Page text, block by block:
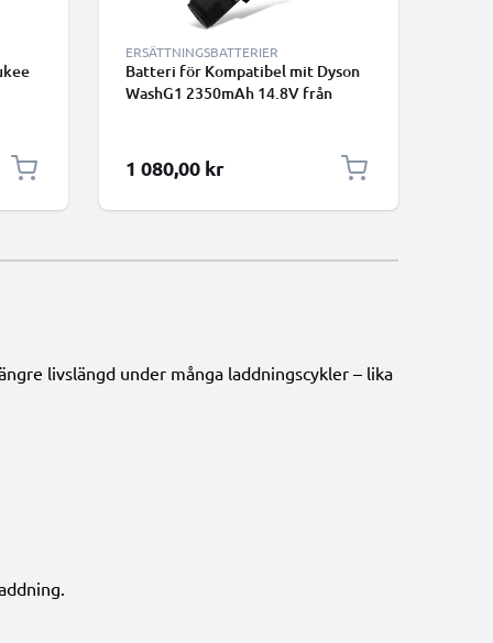
ERSÄTTNINGSBATTERIER
Batteri för Kompatibel mit Dyson
WashG1 2350mAh 14.8V från
1 080,00 kr
livslängd under många laddningscykler – lika